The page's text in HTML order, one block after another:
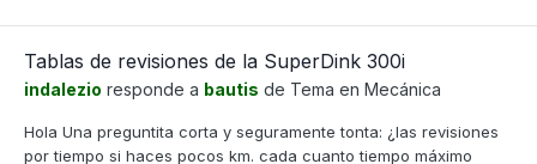
Tablas de revisiones de la SuperDink 300i
indalezio responde a bautis de Tema en Mecánica
Hola Una preguntita corta y seguramente tonta: ¿las revisiones
por tiempo si haces pocos km. cada cuanto tiempo máximo